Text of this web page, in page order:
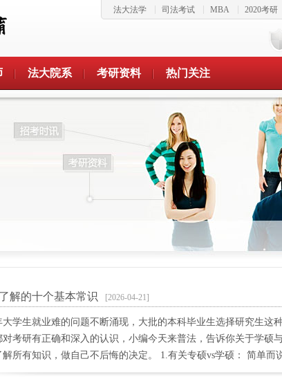
法大法学 司法考试 MBA 2020考研
法大院系 考研资料 热门关注
解的十个基本常识 [2026-04-21]
大学生就业难的问题不断涌现，大批的本科毕业生选择研究生这
对考研有正确和深入的认识，小编今天来普法，告诉你关于学硕
所有知识，做自己不后悔的决定。 1.有关专硕vs学硕： 简单
现在好多都是2.5年，即12月左右毕业的样子）专硕：偏实践国家